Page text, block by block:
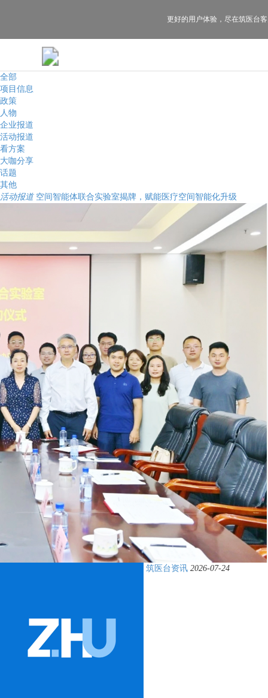
全部
项目信息
政策
人物
企业报道
活动报道
看方案
大咖分享
话题
其他
活动报道空间智能体联合实验室揭牌，赋能医疗空间智能化升级
筑医台资讯 2026-07-24
更好的用户体验， 尽在筑医台